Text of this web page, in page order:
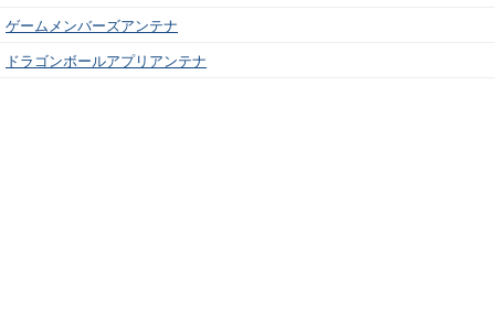
ゲームメンバーズアンテナ
ドラゴンボールアプリアンテナ